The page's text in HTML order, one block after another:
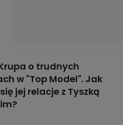
o trudnych
w "Top Model". Jak
jej relacje z Tyszką